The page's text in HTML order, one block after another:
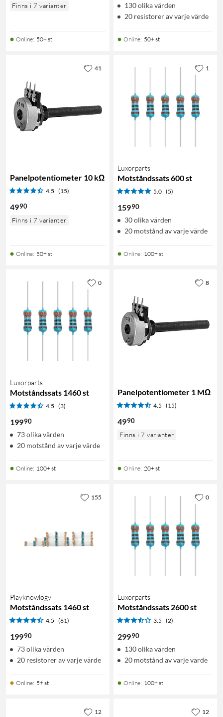
Finns i 7 varianter
Online: 50+ st
130 olika värden
20 resistorer av varje värde
Online: 50+ st
Panelpotentiometer 10 kΩ
4.5 (15)
4990
Finns i 7 varianter
Online: 50+ st
41
Luxorparts
Motståndssats 600 st
5.0 (5)
15990
30 olika värden
20 motstånd av varje värde
Online: 100+ st
1
Luxorparts
Motståndssats 1460 st
4.5 (3)
19990
73 olika värden
20 motstånd av varje värde
Online: 100+ st
0
Panelpotentiometer 1 MΩ
4.5 (15)
4990
Finns i 7 varianter
Online: 20+ st
8
Playknowlogy
Motståndssats 1460 st
4.5 (61)
19990
73 olika värden
20 resistorer av varje värde
Online: 5+ st
155
Luxorparts
Motståndssats 2600 st
3.5 (2)
29990
130 olika värden
20 motstånd av varje värde
Online: 100+ st
0
12 12